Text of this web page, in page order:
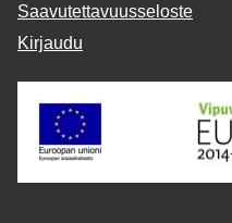
Saavutettavuusseloste
Kirjaudu